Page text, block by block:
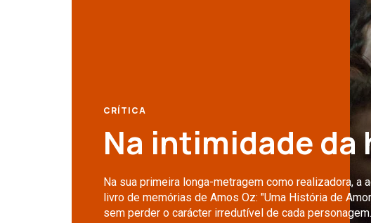
CRÍTICA
Na intimidade
Na sua primeira longa-metragem como realizadora, a
livro de memórias de Amos Oz: "Uma História de
sem perder o carácter irredutível de cada personagem.